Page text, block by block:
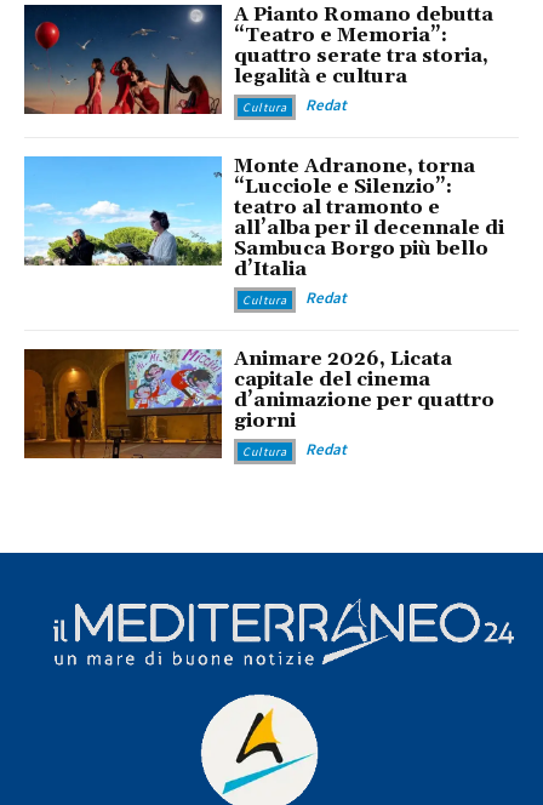
A Pianto Romano debutta
“Teatro e Memoria”:
quattro serate tra storia,
legalità e cultura
Cultura Redat
Monte Adranone, torna
“Lucciole e Silenzio”:
teatro al tramonto e
all’alba per il decennale di
Sambuca Borgo più bello
d’Italia
Cultura Redat
Animare 2026, Licata
capitale del cinema
d’animazione per quattro
giorni
Cultura Redat